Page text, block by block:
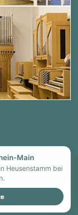
Main
Heusenstamm bei